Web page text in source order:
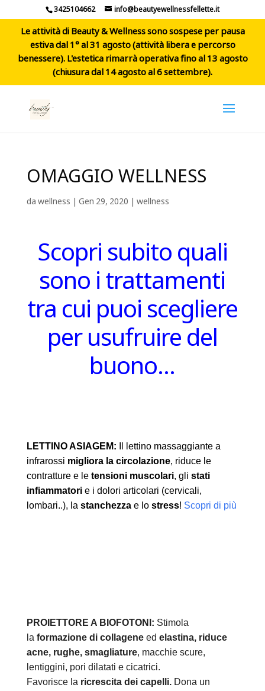
3425104662 info@beautyewellnessfellette.it
Le attività di Beauty & Wellness sono sospese per pausa
estiva dal 1° al 31 agosto (attività libera e percorso
benessere). L'estetica rimarrà operativa fino al 13 agosto
(chiusura dal 14 agosto al 6 settembre).
OMAGGIO WELLNESS
dawellness | Gen 29, 2020 | wellness
Scopri subito quali
sono i trattamenti
tra cui puoi scegliere
per usufruire del
buono…
LETTINO ASIAGEM:
Il lettino massaggiante a
infrarossi migliora la circolazione, riduce le
contratture e le tensioni muscolari, gli stati
infiammatori e i dolori articolari (cervicali,
lombari..), la stanchezzae lo stress! Scopri di più
PROIETTORE A BIOFOTONI: Stimola
la formazione di collagene ed elastina, riduce
acne, rughe, smagliature, macchie scure,
lentiggini, pori dilatati e cicatrici.
Favorisce la ricrescita dei capelli. Dona un